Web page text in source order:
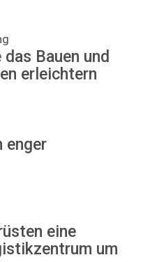
Bauen und
erleichtern
enger
eine
um